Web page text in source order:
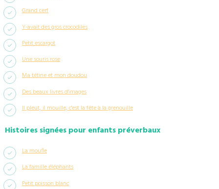
Grand cerf
Y-avait des gros crocodiles
Petit escargot
Une souris rose
Ma tétine et mon doudou
Des beaux livres d'images
Il pleut, il mouille, c'est la fête à la grenouille
Histoires signées pour enfants préverbaux
La moufle
La famille éléphants
Petit poisson blanc